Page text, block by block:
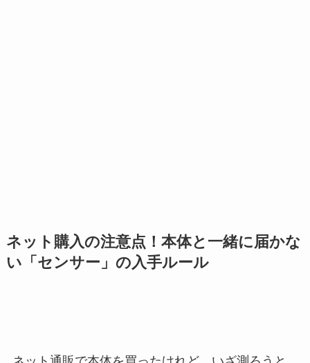
ネット購入の注意点！本体と一緒に届かな
い「センサー」の入手ルール